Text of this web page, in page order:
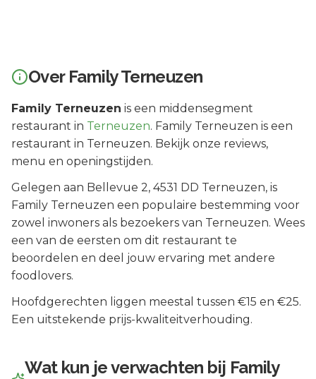
Over Family Terneuzen
Family Terneuzen is een middensegment
restaurant in Terneuzen. Family Terneuzen is een
restaurant in Terneuzen. Bekijk onze reviews,
menu en openingstijden.
Gelegen aan Bellevue 2, 4531 DD Terneuzen, is
Family Terneuzen een populaire bestemming voor
zowel inwoners als bezoekers van Terneuzen. Wees
een van de eersten om dit restaurant te
beoordelen en deel jouw ervaring met andere
foodlovers.
Hoofdgerechten liggen meestal tussen €15 en €25.
Een uitstekende prijs-kwaliteitverhouding.
Wat kun je verwachten bij Family